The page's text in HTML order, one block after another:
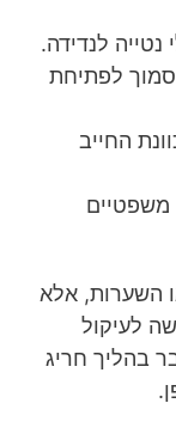
נטייה לנדידה.
לפתיחת
החייב
משפטיים
השערות, אלא
לעיקול
בהליך חריג